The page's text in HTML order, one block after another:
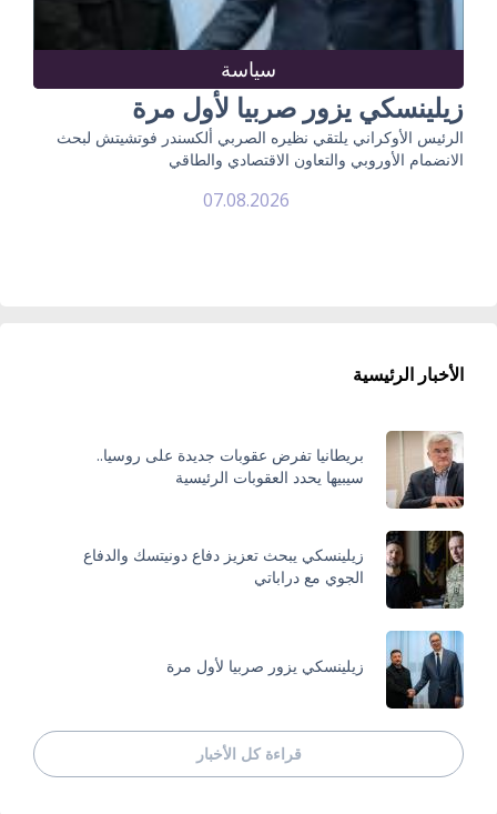
سياسة
زيلينسكي يزور صربيا لأول مرة
الرئيس الأوكراني يلتقي نظيره الصربي ألكسندر فوتشيتش لبحث
الانضمام الأوروبي والتعاون الاقتصادي والطاقي
07.08.2026
الأخبار الرئيسية
بريطانيا تفرض عقوبات جديدة على روسيا..
سيبيها يحدد العقوبات الرئيسية
زيلينسكي يبحث تعزيز دفاع دونيتسك والدفاع
الجوي مع دراباتي
زيلينسكي يزور صربيا لأول مرة
قراءة كل الأخبار